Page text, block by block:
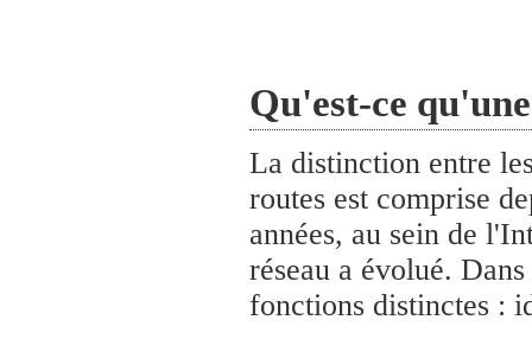
Qu'est-ce
La distinction entre
routes est comprise
années, au sein de
réseau a évolué.
fonctions distinctes :